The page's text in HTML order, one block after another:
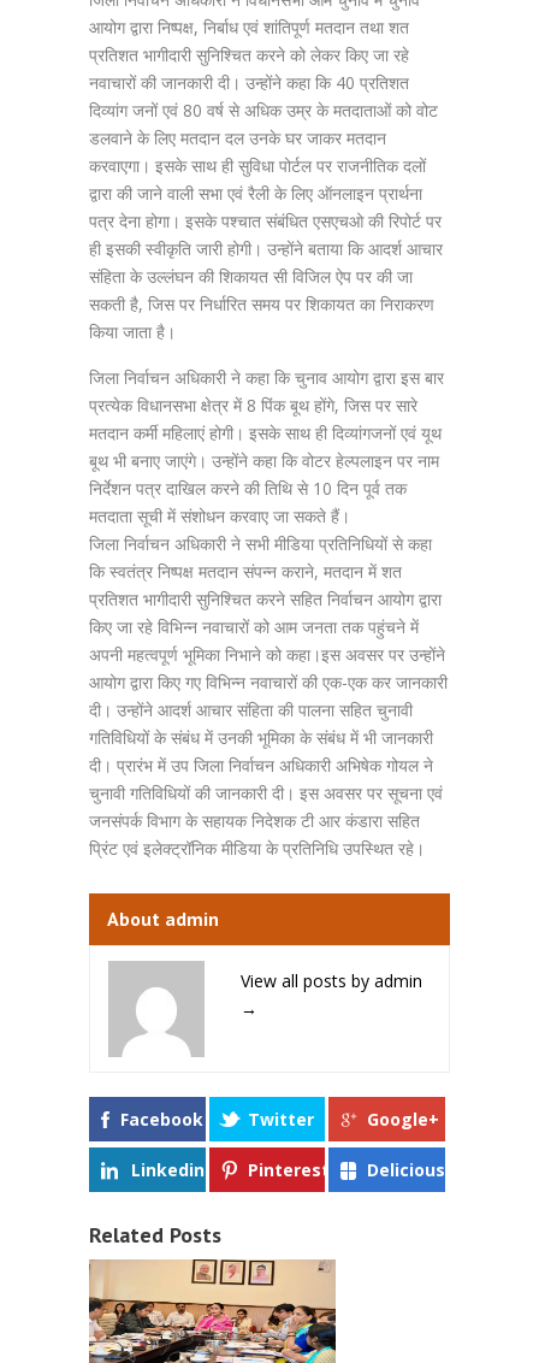
आयोग द्वारा निष्पक्ष, निर्बाध एवं शांतिपूर्ण मतदान तथा शत
प्रतिशत भागीदारी सुनिश्चित करने को लेकर किए जा रहे
नवाचारों की जानकारी दी। उन्होंने कहा कि 40 प्रतिशत
दिव्यांग जनों एवं 80 वर्ष से अधिक उम्र के मतदाताओं को वोट
डलवाने के लिए मतदान दल उनके घर जाकर मतदान
करवाएगा। इसके साथ ही सुविधा पोर्टल पर राजनीतिक दलों
द्वारा की जाने वाली सभा एवं रैली के लिए ऑनलाइन प्रार्थना
पत्र देना होगा। इसके पश्चात संबंधित एसएचओ की रिपोर्ट पर
ही इसकी स्वीकृति जारी होगी। उन्होंने बताया कि आदर्श आचार
संहिता के उल्लंघन की शिकायत सी विजिल ऐप पर की जा
सकती है, जिस पर निर्धारित समय पर शिकायत का निराकरण
किया जाता है।
जिला निर्वाचन अधिकारी ने कहा कि चुनाव आयोग द्वारा इस बार
प्रत्येक विधानसभा क्षेत्र में 8 पिंक बूथ होंगे, जिस पर सारे
मतदान कर्मी महिलाएं होगी। इसके साथ ही दिव्यांगजनों एवं यूथ
बूथ भी बनाए जाएंगे। उन्होंने कहा कि वोटर हेल्पलाइन पर नाम
निर्देशन पत्र दाखिल करने की तिथि से 10 दिन पूर्व तक
मतदाता सूची में संशोधन करवाए जा सकते हैं।
जिला निर्वाचन अधिकारी ने सभी मीडिया प्रतिनिधियों से कहा
कि स्वतंत्र निष्पक्ष मतदान संपन्न कराने, मतदान में शत
प्रतिशत भागीदारी सुनिश्चित करने सहित निर्वाचन आयोग द्वारा
किए जा रहे विभिन्न नवाचारों को आम जनता तक पहुंचने में
अपनी महत्वपूर्ण भूमिका निभाने को कहा।इस अवसर पर उन्होंने
आयोग द्वारा किए गए विभिन्न नवाचारों की एक-एक कर जानकारी
दी। उन्होंने आदर्श आचार संहिता की पालना सहित चुनावी
गतिविधियों के संबंध में उनकी भूमिका के संबंध में भी जानकारी
दी। प्रारंभ में उप जिला निर्वाचन अधिकारी अभिषेक गोयल ने
चुनावी गतिविधियों की जानकारी दी। इस अवसर पर सूचना एवं
जनसंपर्क विभाग के सहायक निदेशक टी आर कंडारा सहित
प्रिंट एवं इलेक्ट्रॉनिक मीडिया के प्रतिनिधि उपस्थित रहे।
About admin
View all posts by admin
→
Facebook Twitter Google+
Linkedin Pinterest Delicious
Related Posts